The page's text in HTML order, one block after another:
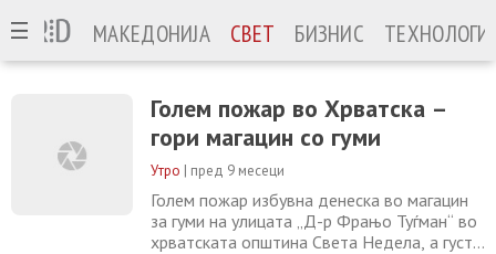
МАКЕДОНИЈА СВЕТ БИЗНИС
Голем пожар во Хрватска –
гори магацин со гуми
Утро | пред 9 месеци
Голем пожар избувна денеска во магацин
за гуми на улицата „Д-р Фрањо Туѓман“ во
хрватската општина Света Недела, а густ